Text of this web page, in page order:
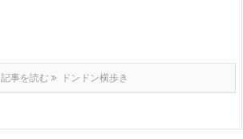
記事を読む ドンドン横歩き